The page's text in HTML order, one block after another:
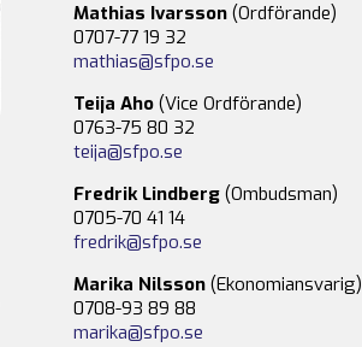
Mathias Ivarsson (Ordförande)
0707-77 19 32
mathias@sfpo.se
Teija Aho (Vice Ordförande)
0763-75 80 32
teija@sfpo.se
Fredrik Lindberg (Ombudsman)
0705-70 41 14
fredrik@sfpo.se
Marika Nilsson (Ekonomiansvarig)
0708-93 89 88
marika@sfpo.se